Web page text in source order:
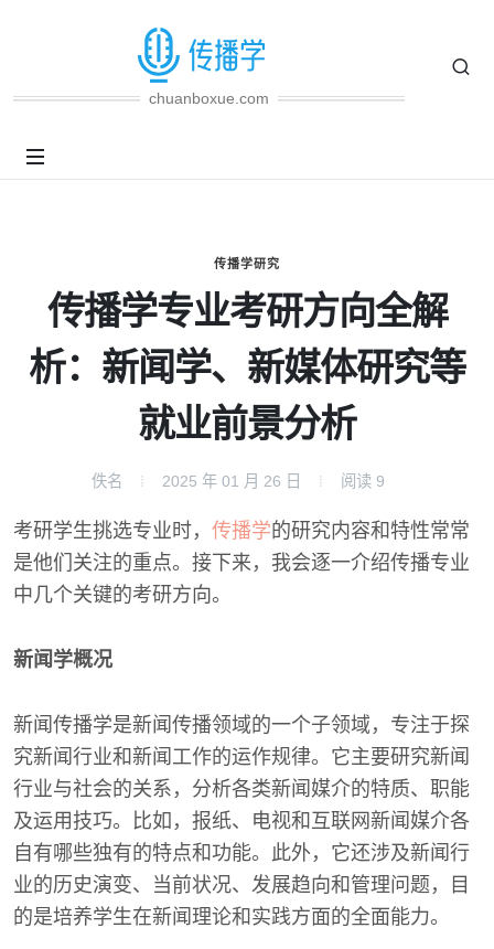
chuanboxue.com
传播学研究
传播学专业考研方向全解
析：新闻学、新媒体研究等
就业前景分析
佚名 2025 年 01 月 26 日 阅读 9
考研学生挑选专业时， 传播学的研究内容和特性常常
是他们关注的重点。接下来，我会逐一介绍传播专业
中几个关键的考研方向。
新闻学概况
新闻传播学是新闻传播领域的一个子领域，专注于探
究新闻行业和新闻工作的运作规律。它主要研究新闻
行业与社会的关系，分析各类新闻媒介的特质、职能
及运用技巧。比如，报纸、电视和互联网新闻媒介各
自有哪些独有的特点和功能。此外，它还涉及新闻行
业的历史演变、当前状况、发展趋向和管理问题，目
的是培养学生在新闻理论和实践方面的全面能力。